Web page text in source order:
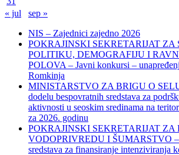
« jul
sep »
NIS – Zajednici zajedno 2026
POKRAJINSKI SEKRETARIJAT ZA
POLITIKU, DEMOGRAFIJU I
POLOVA – Javni konkursi –
Romkinja
MINISTARSTVO ZA BRIGU O
dodelu bespovratnih sredstava za
aktivnosti u seoskim sredinama na
za 2026. godinu
POKRAJINSKI SEKRETARIJAT ZA
VODOPRIVREDU I ŠUMARSTVO –
sredstava za finansiranje intenziviranja